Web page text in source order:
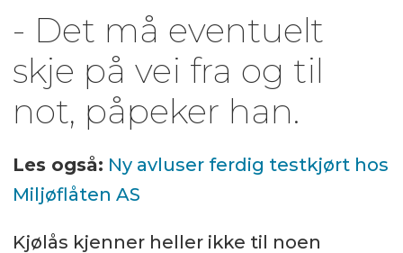
- Det må eventuelt
skje på vei fra og til
not, påpeker han.
Les også: Ny avluser ferdig testkjørt hos
Miljøflåten AS
Kjølås kjenner heller ikke til noen